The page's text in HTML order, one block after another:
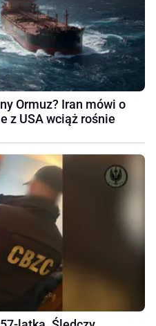
Ormuz? Iran mówi o
z USA wciąż rośnie